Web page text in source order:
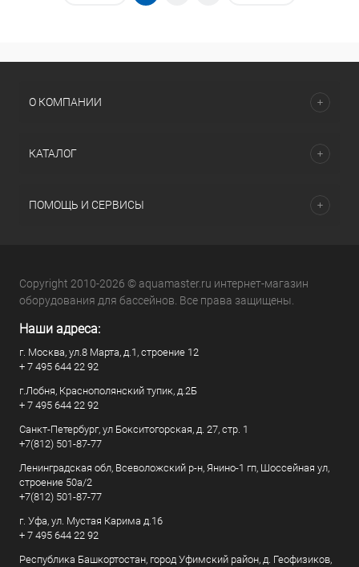
О КОМПАНИИ
КАТАЛОГ
ПОМОЩЬ И СЕРВИСЫ
Copyright 2010-2026 © aquamaster.ru интернет-магазин
оборудования для бассейнов. Все права защищены.
Наши адреса:
г. Москва, ул.8 Марта, д.1, строение 12
+ 7 495 644 22 92
г.Лобня, Краснополянский тупик, д.2Б
+ 7 495 644 22 92
Санкт-Петербург, ул Бокситогорская, д. 27, стр. 1
+7(812) 501-87-77
Ленинградская обл, Всеволожский р-н, Янино-1 гп, Шоссейная ул,
строение 50а/2
+7(812) 501-87-77
г. Уфа, ул. Мустая Карима д.16
+ 7 495 644 22 92
Республика Башкортостан, город Уфимский район, д. Геофизиков,